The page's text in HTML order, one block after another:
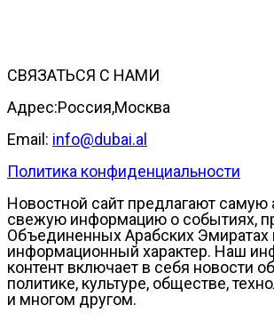
СВЯЗАТЬСЯ С НАМИ
Адрес:Россия,Москва
Email: info@dubai.al
Политика конфиденциальности
Новостной сайт предлагают самую
свежую информацию о событиях,
Объединенных Арабских Эмиратах
информационный характер. Наш
контент включает в себя новости
политике, культуре, обществе,
и многом другом.